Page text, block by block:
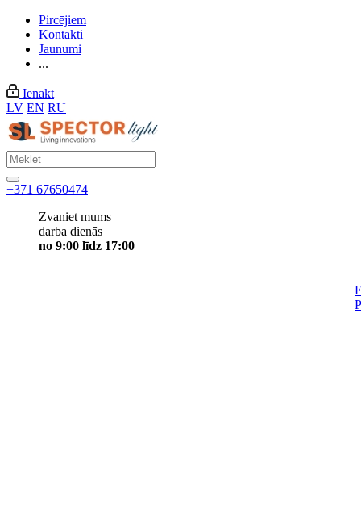
Pircējiem
Kontakti
Jaunumi
...
Ienākt
LV EN RU
+371 67650474
Zvaniet mums
darba dienās
no 9:00 līdz 17:00